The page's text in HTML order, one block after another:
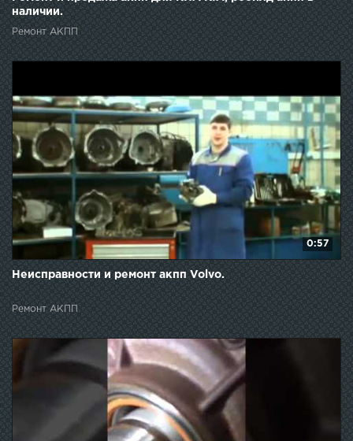
наличии.
Ремонт АКПП
0:57
Неисправности и ремонт акпп Volvo.
Ремонт АКПП